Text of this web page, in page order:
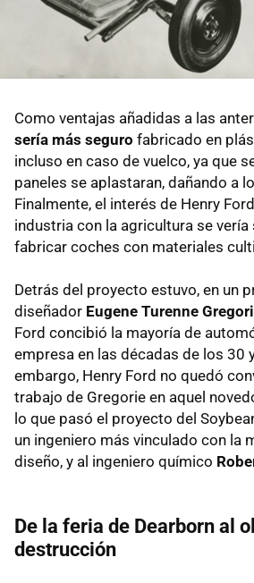
Como ventajas añadidas a las
sería más seguro fabricado en
incluso en caso de vuelco, ya que
paneles se aplastaran, dañando a
Finalmente, el interés de Henry
industria con la agricultura se vería
fabricar coches con materiales
Detrás del proyecto estuvo, en un
diseñador Eugene Turenne
Ford concibió la mayoría de
empresa en las décadas de los 30
embargo, Henry Ford no quedó
trabajo de Gregorie en aquel
lo que pasó el proyecto del
un ingeniero más vinculado con la
diseño, y al ingeniero químico
De la feria de Dearborn al
destrucción